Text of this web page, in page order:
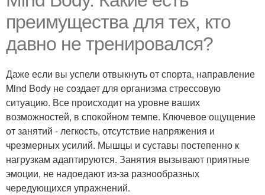
преимущества для тех, кто
давно не тренировался?
Даже если вы успели отвыкнуть от спорта, направление
Mind Body не создает для организма стрессовую
ситуацию. Все происходит на уровне ваших
возможностей, в спокойном темпе. Ключевое ощущение
от занятий - легкость, отсутствие напряжения и
чрезмерных усилий. Мышцы и суставы постепенно к
нагрузкам адаптируются. Занятия вызывают приятные
эмоции, не надоедают из-за разнообразных
чередующихся упражнений.